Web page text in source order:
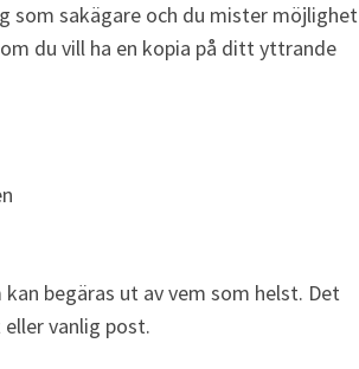
som sakägare och du mister möjlighet
du vill ha en kopia på ditt yttrande
begäras ut av vem som helst. Det
vanlig post.